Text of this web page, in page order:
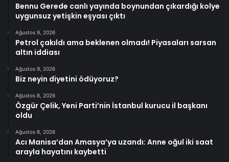
Bennu Gerede canlı yayında boynundan çıkardığı kolye
uygunsuz yetişkin eşyası çıktı
Ağustos 9, 2026
Petrol çakıldı ama beklenen olmadı! Piyasaları sarsan
altın iddiası
Ağustos 9, 2026
Biz neyin diyetini ödüyoruz?
Ağustos 8, 2026
Özgür Çelik, Yeni Parti’nin İstanbul kurucu il başkanı
oldu
Ağustos 8, 2026
Acı Manisa’dan Amasya’ya uzandı: Anne oğul iki saat
arayla hayatını kaybetti